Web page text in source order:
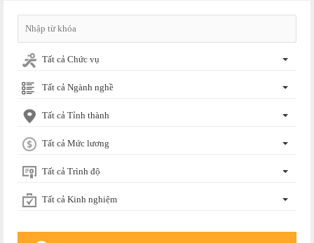
Tất cả Chức vụ
Tất cả Ngành nghề
Tất cả Tỉnh thành
Tất cả Mức lương
Tất cả Trình độ
Tất cả Kinh nghiệm